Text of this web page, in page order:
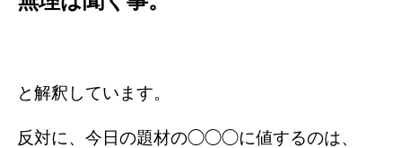
と解釈しています。
反対に、今日の題材の◯◯◯に値するのは、